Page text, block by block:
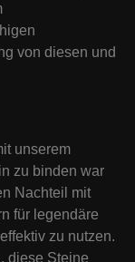
von diesen und
unserem
zu binden war
Nachteil mit
für legendäre
zu nutzen.
diese Steine